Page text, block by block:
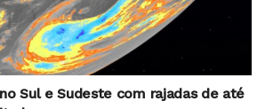
Sul e Sudeste com rajadas de até